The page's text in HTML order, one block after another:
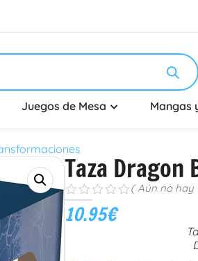
Juegos de Mesa Mangas
Taza Dragon
sssss( Aún no hay
10.95€